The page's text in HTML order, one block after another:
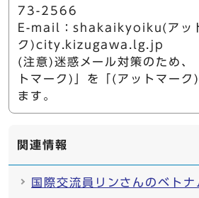
73-2566
E-mail：shakaikyoiku(アッ
ク)city.kizugawa.lg.jp
(注意)迷惑メール対策のため、
トマーク)」を「(アットマーク
ます。
関連情報
国際交流員リンさんのベトナ